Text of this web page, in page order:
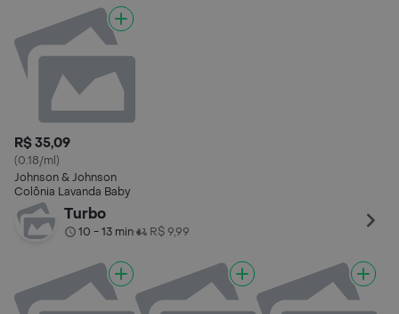
R$ 35,09
(0.18/ml)
Johnson & Johnson
Colônia Lavanda Baby
Turbo
10 - 13 min• R$ 9,99